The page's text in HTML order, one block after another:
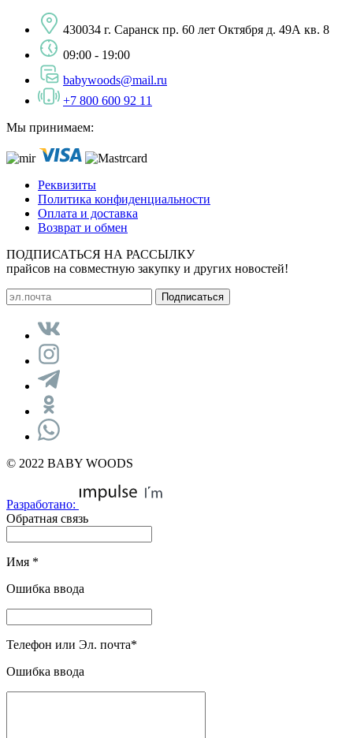
430034 г. Саранск пр. 60 лет Октября д. 49А кв. 8
09:00 - 19:00
babywoods@mail.ru
+7 800 600 92 11
Мы принимаем:
Реквизиты
Политика конфиденциальности
Оплата и доставка
Возврат и обмен
ПОДПИСАТЬСЯ НА РАССЫЛКУ
прайсов на совместную закупку и других новостей!
© 2022 BABY WOODS
Разработано:
Обратная связь
Имя *
Ошибка ввода
Телефон или Эл. почта*
Ошибка ввода